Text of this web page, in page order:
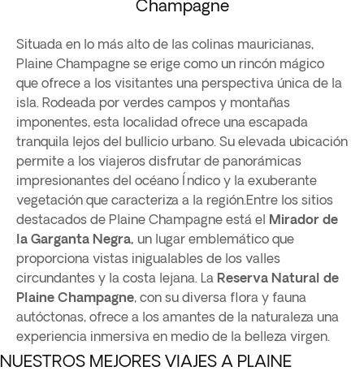
Champagne
Situada en lo más alto de las colinas mauricianas,
Plaine Champagne se erige como un rincón mágico
que ofrece a los visitantes una perspectiva única de la
isla. Rodeada por verdes campos y montañas
imponentes, esta localidad ofrece una escapada
tranquila lejos del bullicio urbano. Su elevada ubicación
permite a los viajeros disfrutar de panorámicas
impresionantes del océano Índico y la exuberante
vegetación que caracteriza a la región.Entre los sitios
destacados de Plaine Champagne está el Mirador de
la Garganta Negra, un lugar emblemático que
proporciona vistas inigualables de los valles
circundantes y la costa lejana. La Reserva Natural de
Plaine Champagne, con su diversa flora y fauna
autóctonas, ofrece a los amantes de la naturaleza una
experiencia inmersiva en medio de la belleza virgen.
NUESTROS MEJORES VIAJES A PLAINE